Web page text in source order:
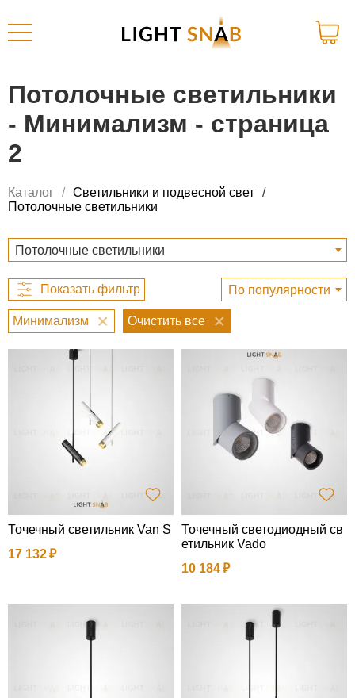
Потолочные светильники
- Минимализм - страница
2
Каталог
Светильники и подвесной свет
Потолочные светильники
Потолочные светильники
По популярности
Минимализм
Точечный светильник Van S
17 132
Точечный светодиодный св
етильник Vado
10 184